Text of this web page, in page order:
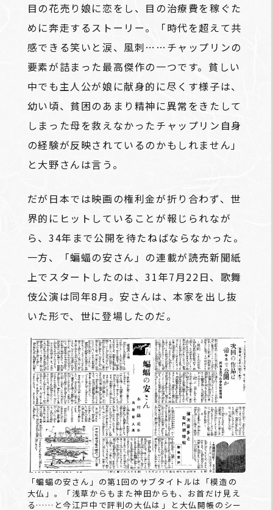
目の花売り娘に恋をし、目の治療費を稼ぐた
めに奔走するストーリー。「時代を超えて共
感できる笑いと涙、風刺……チャップリンの
要素が詰まった最高傑作の一つです。貧しい
中でも主人公が娘に献身的に尽くす様子は、
幼い頃、貧困のあまり精神に異常をきたして
しまった母を救えなかったチャップリン自身
の経験が反映されているのかもしれません」
と大野さんは言う。
だが日本では映画の権利金が折り合わず、世
界的にヒットしていることが報じられなが
ら、34年まで公開を待たねばならなかった。
一方、「蝙蝠の安さん」の連載が読売新聞紙
上でスタートしたのは、31年7月22日、歌舞
伎公演は同年8月。安さんは、本家を出し抜
いた形で、世に登場したのだ。
「蝙蝠の安さん」の第1回のサブタイトルは「模造の
大仏」。「浅草からもまた神田からも、お首だけ見え
る……と今江戸中で評判の大仏は――」と大仏開帳のシー